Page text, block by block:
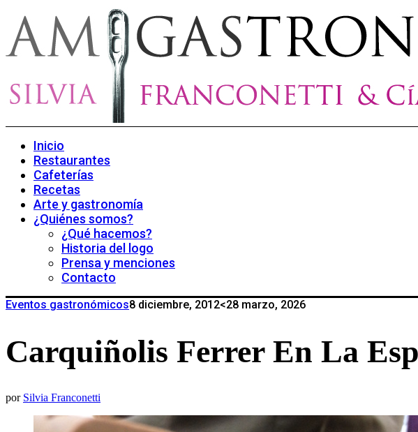
Inicio
Restaurantes
Cafeterías
Recetas
Arte y gastronomía
¿Quiénes somos?
¿Qué hacemos?
Historia del logo
Prensa y menciones
Contacto
Eventos gastronómicos8 diciembre, 2012<28 marzo, 2026
Carquiñolis Ferrer En La
por Silvia Franconetti